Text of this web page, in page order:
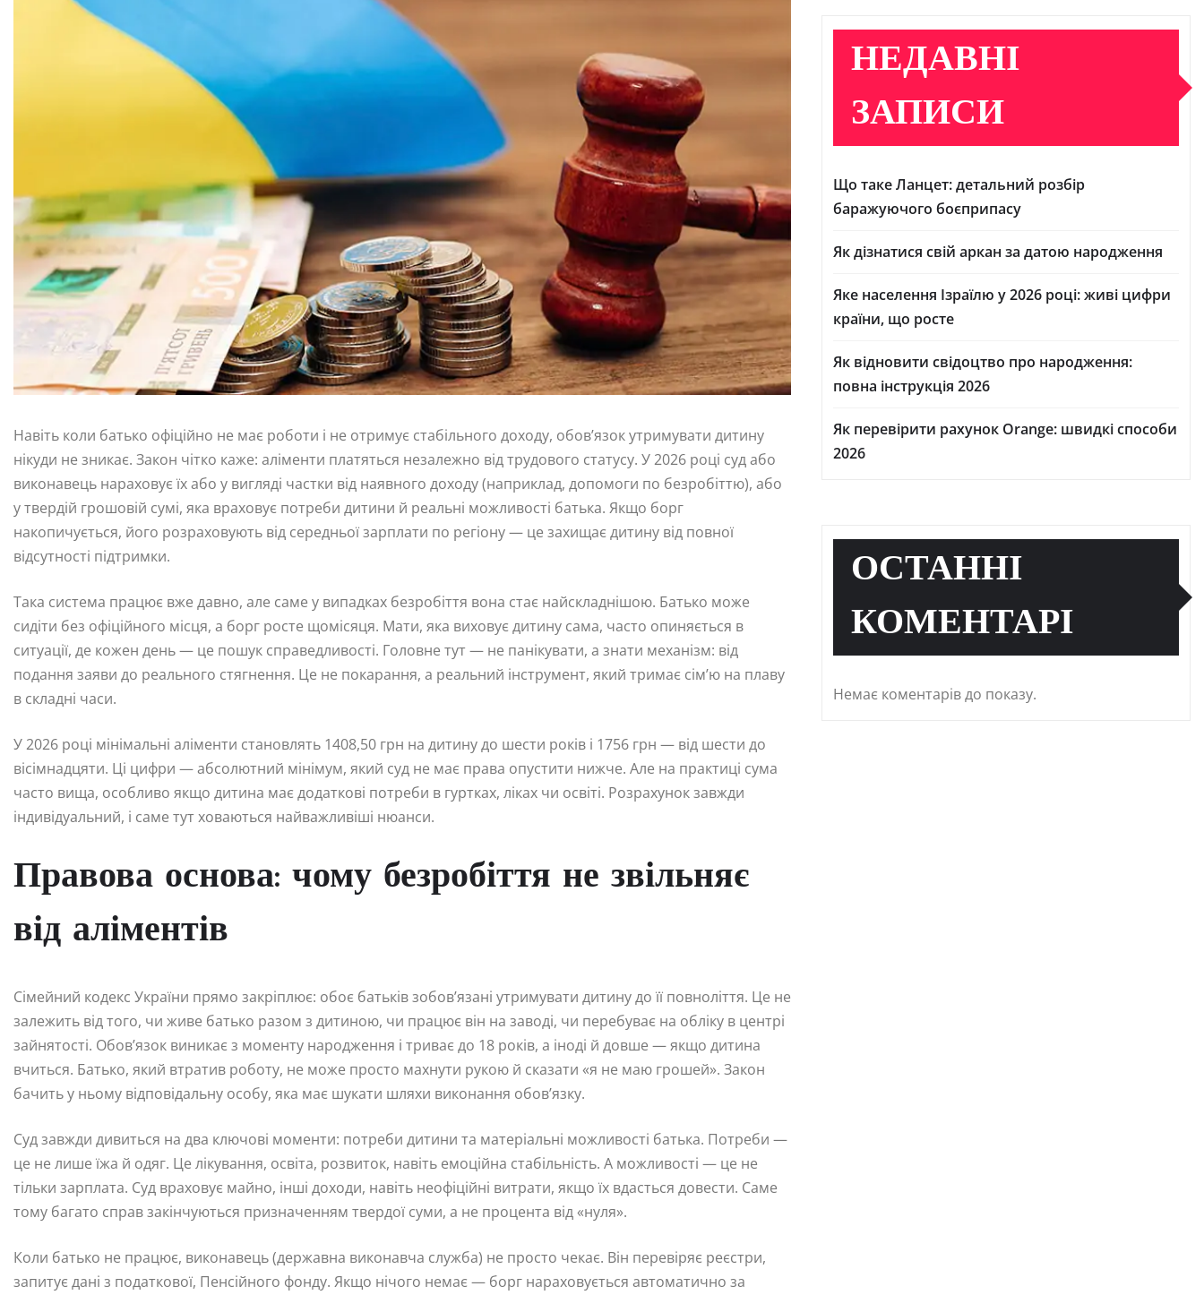
Навіть коли батько офіційно не має роботи і не отримує стабільного доходу, обов’язок утримувати дитину
нікуди не зникає. Закон чітко каже: аліменти платяться незалежно від трудового статусу. У 2026 році суд або
виконавець нараховує їх або у вигляді частки від наявного доходу (наприклад, допомоги по безробіттю), або
у твердій грошовій сумі, яка враховує потреби дитини й реальні можливості батька. Якщо борг
накопичується, його розраховують від середньої зарплати по регіону — це захищає дитину від повної
відсутності підтримки.
Така система працює вже давно, але саме у випадках безробіття вона стає найскладнішою. Батько може
сидіти без офіційного місця, а борг росте щомісяця. Мати, яка виховує дитину сама, часто опиняється в
ситуації, де кожен день — це пошук справедливості. Головне тут — не панікувати, а знати механізм: від
подання заяви до реального стягнення. Це не покарання, а реальний інструмент, який тримає сім’ю на плаву
в складні часи.
У 2026 році мінімальні аліменти становлять 1408,50 грн на дитину до шести років і 1756 грн — від шести до
вісімнадцяти. Ці цифри — абсолютний мінімум, який суд не має права опустити нижче. Але на практиці сума
часто вища, особливо якщо дитина має додаткові потреби в гуртках, ліках чи освіті. Розрахунок завжди
індивідуальний, і саме тут ховаються найважливіші нюанси.
Правова основа: чому безробіття не звільняє
від аліментів
Сімейний кодекс України прямо закріплює: обоє батьків зобов’язані утримувати дитину до її повноліття. Це не
залежить від того, чи живе батько разом з дитиною, чи працює він на заводі, чи перебуває на обліку в центрі
зайнятості. Обов’язок виникає з моменту народження і триває до 18 років, а іноді й довше — якщо дитина
вчиться. Батько, який втратив роботу, не може просто махнути рукою й сказати «я не маю грошей». Закон
бачить у ньому відповідальну особу, яка має шукати шляхи виконання обов’язку.
Суд завжди дивиться на два ключові моменти: потреби дитини та матеріальні можливості батька. Потреби —
це не лише їжа й одяг. Це лікування, освіта, розвиток, навіть емоційна стабільність. А можливості — це не
тільки зарплата. Суд враховує майно, інші доходи, навіть неофіційні витрати, якщо їх вдасться довести. Саме
тому багато справ закінчуються призначенням твердої суми, а не процента від «нуля».
Коли батько не працює, виконавець (державна виконавча служба) не просто чекає. Він перевіряє реєстри,
запитує дані з податкової, Пенсійного фонду. Якщо нічого немає — борг нараховується автоматично за
НЕДАВНІ
ЗАПИСИ
Що таке Ланцет: детальний розбір
баражуючого боєприпасу
Як дізнатися свій аркан за датою народження
Яке населення Ізраїлю у 2026 році: живі цифри
країни, що росте
Як відновити свідоцтво про народження:
повна інструкція 2026
Як перевірити рахунок Orange: швидкі способи
2026
ОСТАННІ
КОМЕНТАРІ
Немає коментарів до показу.